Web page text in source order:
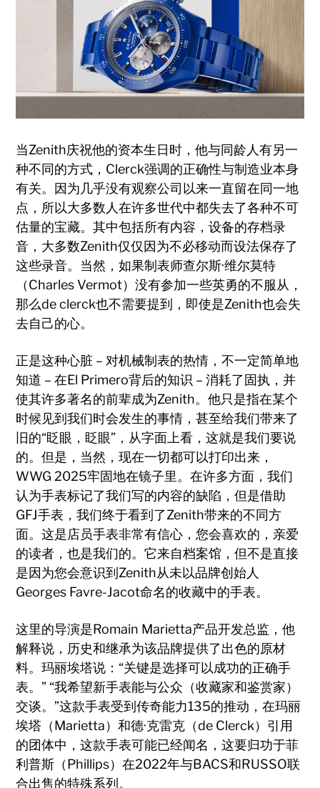
当Zenith庆祝他的资本生日时，他与同龄人有另一
种不同的方式，Clerck强调的正确性与制造业本身
有关。因为几乎没有观察公司以来一直留在同一地
点，所以大多数人在许多世代中都失去了各种不可
估量的宝藏。其中包括所有内容，设备的存档录
音，大多数Zenith仅仅因为不必移动而设法保存了
这些录音。当然，如果制表师查尔斯·维尔莫特
（Charles Vermot）没有参加一些英勇的不服从，
那么de clerck也不需要提到，即使是Zenith也会失
去自己的心。
正是这种心脏 – 对机械制表的热情，不一定简单地
知道 – 在El Primero背后的知识 – 消耗了固执，并
使其许多著名的前辈成为Zenith。他只是指在某个
时候见到我们时会发生的事情，甚至给我们带来了
旧的“眨眼，眨眼”，从字面上看，这就是我们要说
的。但是，当然，现在一切都可以打印出来，
WWG 2025牢固地在镜子里。在许多方面，我们
认为手表标记了我们写的内容的缺陷，但是借助
GFJ手表，我们终于看到了Zenith带来的不同方
面。这是店员手表非常有信心，您会喜欢的，亲爱
的读者，也是我们的。它来自档案馆，但不是直接
是因为您会意识到Zenith从未以品牌创始人
Georges Favre-Jacot命名的收藏中的手表。
这里的导演是Romain Marietta产品开发总监，他
解释说，历史和继承为该品牌提供了出色的原材
料。玛丽埃塔说：“关键是选择可以成功的正确手
表。” “我希望新手表能与公众（收藏家和鉴赏家）
交谈。”这款手表受到传奇能力135的推动，在玛丽
埃塔（Marietta）和德·克雷克（de Clerck）引用
的团体中，这款手表可能已经闻名，这要归功于菲
利普斯（Phillips）在2022年与BACS和RUSSO联
合出售的特殊系列。